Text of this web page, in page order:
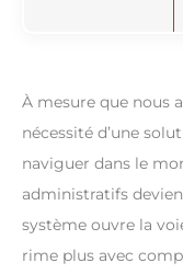
À mesure que nous
nécessité d’une
naviguer dans le
administratifs
système ouvre la
rime plus avec